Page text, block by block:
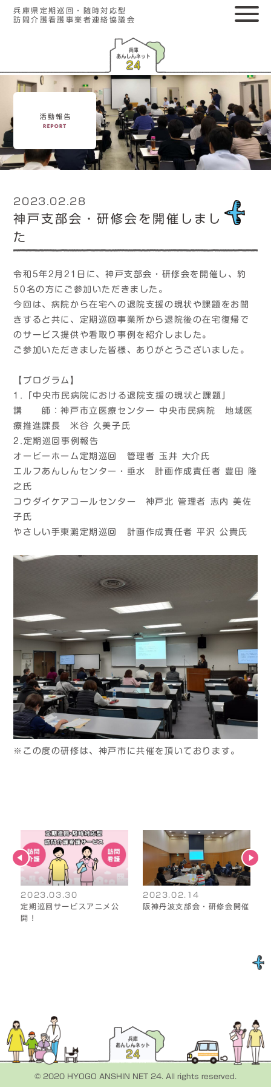
兵庫県定期巡回・随時対応型
訪問介護看護事業者連絡協議会
2023.02.28
神戸支部会・研修会を開催しまし
た
令和5年2月21日に、神戸支部会・研修会を開催し、約
50名の方にご参加いただきました。
今回は、病院から在宅への退院支援の現状や課題をお聞
きすると共に、定期巡回事業所から退院後の在宅復帰で
のサービス提供や看取り事例を紹介しました。
ご参加いただきました皆様、ありがとうございました。
【プログラム】
1.「中央市民病院における退院支援の現状と課題」
講 師：神戸市立医療センター 中央市民病院 地域医
療推進課長 米谷 久美子氏
2.定期巡回事例報告
オービーホーム定期巡回 管理者 玉井 大介氏
エルフあんしんセンター・垂水 計画作成責任者 豊田 隆
之氏
コウダイケアコールセンター 神戸北 管理者 志内 美佐
子氏
やさしい手東灘定期巡回 計画作成責任者 平沢 公貴氏
※この度の研修は、神戸市に共催を頂いております。
2023.03.30
定期巡回サービスアニメ公
開！
2023.02.14
阪神丹波支部会・研修会開催
© 2020 HYOGO ANSHIN NET 24. All rights reserved.